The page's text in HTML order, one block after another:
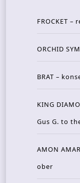
FROCKET
ORCHID
BRAT –
KING
Gus G. to
AMON
ober